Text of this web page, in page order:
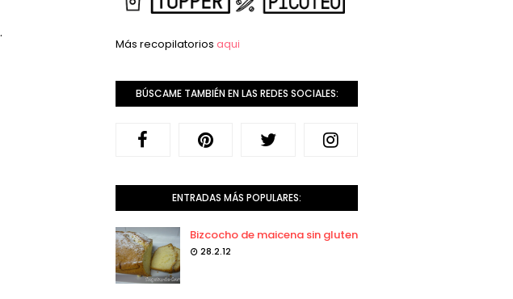
Más recopilatorios aqui
BÚSCAME TAMBIÉN EN LAS REDES SOCIALES:
ENTRADAS MÁS POPULARES:
Bizcocho de maicena sin gluten
28.2.12